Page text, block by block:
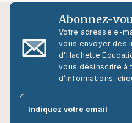
Abonnez-
Votre adresse e-
vous envoyer des
d'Hachette
vous désinscrire à
d’informations,
Indiquez votre email